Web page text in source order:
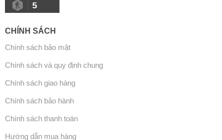
5
CHÍNH SÁCH
Chính sách bảo mật
Chính sách và quy định chung
Chính sách giao hàng
Chính sách bảo hành
Chính sách thanh toán
Hướng dẫn mua hàng